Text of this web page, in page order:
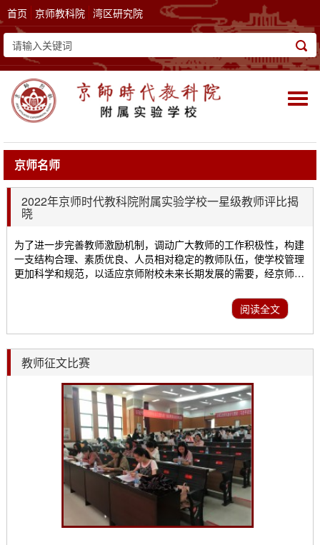
首页 京师教科院 湾区研究院
京师名师
2022年京师时代教科院附属实验学校一星级教师评比揭
晓
为了进一步完善教师激励机制，调动广大教师的工作积极性，构建
一支结构合理、素质优良、人员相对稳定的教师队伍，使学校管理
更加科学和规范，以适应京师附校未来长期发展的需要，经京师教
定、评定。通过学校校委会讨论，本学期产生以下一星级教师。他
们分别是：语文组：黄丽；数学组：冯钰星；英语组：徐益兰；班
主任：齐骥；综合组：符建昆、区彩鸣。首批星级...
阅读全文
教师征文比赛